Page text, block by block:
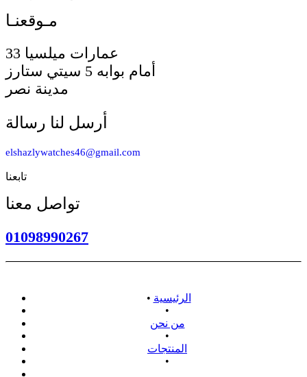
أمام بوابه 5 سيتي ستارز
مدينة نصر
أرسل لنا رسالة
elshazlywatches46@gmail.com
تابعنا
تواصل معنا
01098990267
• الرئيسية
•
من نحن
•
المنتجات
•